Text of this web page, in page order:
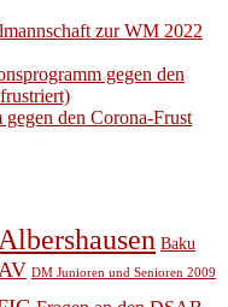
zur WM 2022
gegen den
den Corona-Frust
Albershausen Baku
DM Junioren und Senioren 2009